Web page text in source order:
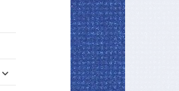
untermenü